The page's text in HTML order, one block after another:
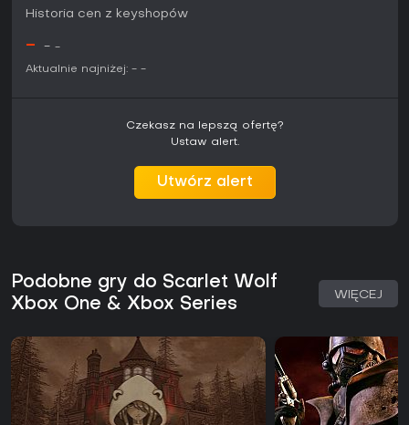
Historia cen z keyshopów
- - -
Aktualnie najniżej: - -
Czekasz na lepszą ofertę?
Ustaw alert.
Utwórz alert
Podobne gry do Scarlet Wolf
Xbox One & Xbox Series
WIĘCEJ